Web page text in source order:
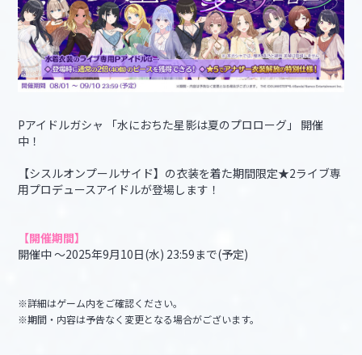
Pアイドルガシャ 「水におちた星影は夏のプロローグ」 開催
中！
【シスルオンプールサイド】の衣装を着た期間限定★2ライブ専
用プロデュースアイドルが登場します！
【開催期間】
開催中 ～2025年9月10日(水) 23:59まで(予定)
※詳細はゲーム内をご確認ください。
※期間・内容は予告なく変更となる場合がございます。